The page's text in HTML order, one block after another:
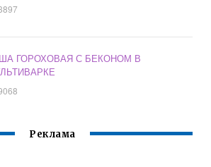
ГОРОХОВАЯ С БЕКОНОМ В
Реклама